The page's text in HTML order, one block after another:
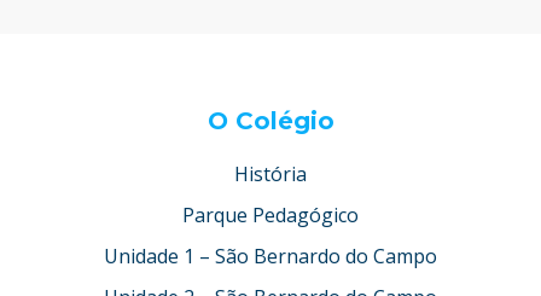
O Colégio
História
Parque Pedagógico
Unidade 1 – São Bernardo do Campo